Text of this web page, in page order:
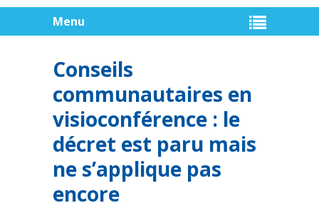
Menu
Conseils
communautaires en
visioconférence : le
décret est paru mais
ne s’applique pas
encore